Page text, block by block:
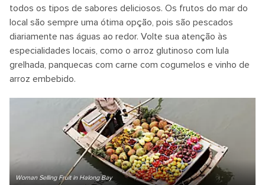
todos os tipos de sabores deliciosos. Os frutos do mar do
local são sempre uma ótima opção, pois são pescados
diariamente nas águas ao redor. Volte sua atenção às
especialidades locais, como o arroz glutinoso com lula
grelhada, panquecas com carne com cogumelos e vinho de
arroz embebido.
Woman Selling Fruit in Halong Bay